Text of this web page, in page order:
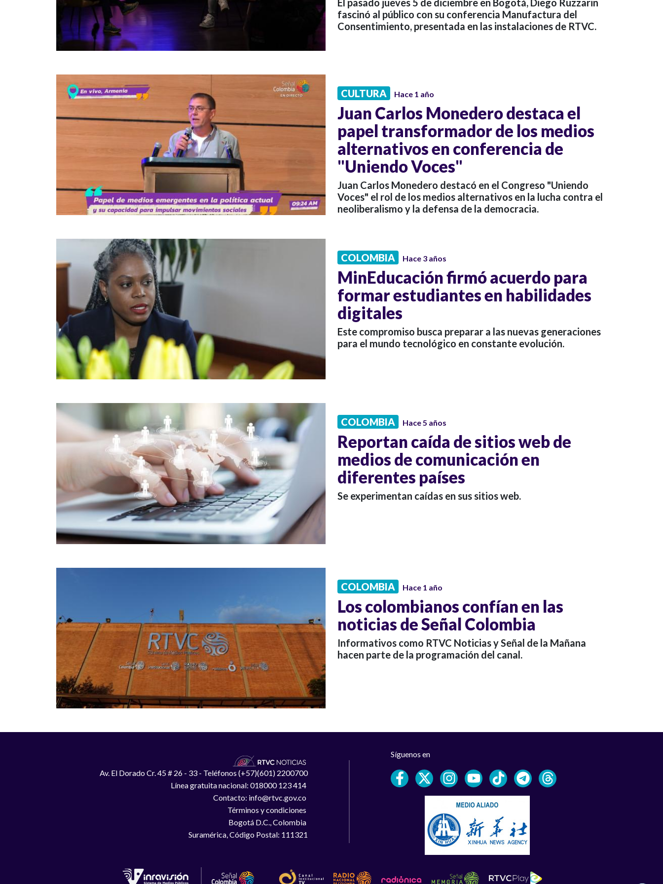
El pasado jueves 5 de diciembre en Bogotá, Diego Ruzzarin
fascinó al público con su conferencia Manufactura del
Consentimiento, presentada en las instalaciones de RTVC.
CULTURA Hace 1 año
Juan Carlos Monedero destaca el
papel transformador de los medios
alternativos en conferencia de
"Uniendo Voces"
Juan Carlos Monedero destacó en el Congreso "Uniendo
Voces" el rol de los medios alternativos en la lucha contra el
neoliberalismo y la defensa de la democracia.
COLOMBIA Hace 3 años
MinEducación firmó acuerdo para
formar estudiantes en habilidades
digitales
Este compromiso busca preparar a las nuevas generaciones
para el mundo tecnológico en constante evolución.
COLOMBIA Hace 5 años
Reportan caída de sitios web de
medios de comunicación en
diferentes países
Se experimentan caídas en sus sitios web.
COLOMBIA Hace 1 año
Los colombianos confían en las
noticias de Señal Colombia
Informativos como RTVC Noticias y Señal de la Mañana
hacen parte de la programación del canal.
Av. El Dorado Cr. 45 # 26 - 33 - Teléfonos (+57)(601) 2200700
Línea gratuita nacional: 018000 123 414
Contacto: info@rtvc.gov.co
Términos y condiciones
Bogotá D.C., Colombia
Suramérica, Código Postal: 111321
Síguenos en